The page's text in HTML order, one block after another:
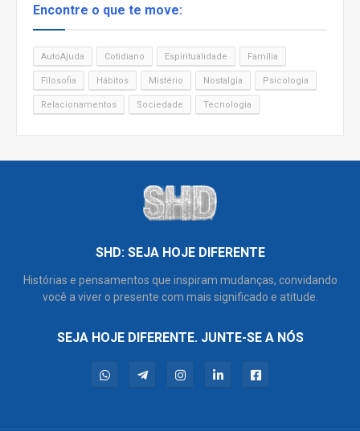
Encontre o que te move:
AutoAjuda Cotidiano Espiritualidade Família
Filosofia Hábitos Mistério Nostalgia Psicologia
Relacionamentos Sociedade Tecnologia
SHD: SEJA HOJE DIFERENTE
Histórias e pensamentos que inspiram mudanças, convidando
você a viver o presente com mais significado e atitude.
SEJA HOJE DIFERENTE. JUNTE-SE A NÓS